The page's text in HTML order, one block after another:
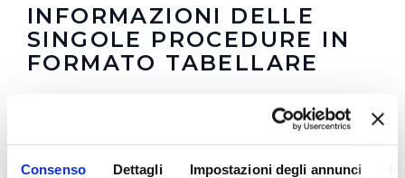
Consenso Dettagli Impostazioni degli annunci
INFORMAZIONI DELLE
SINGOLE PROCEDURE IN
FORMATO TABELLARE
n ottemperanza alla delibera ANAC N. 264 del
20/06/2023 si riporta il link di accesso dellaBanca
Dati Nazionale Contratti Pubblici: BDNPC